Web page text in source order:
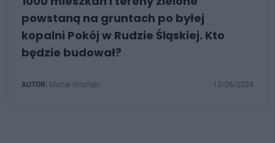
powstaną na gruntach po byłej
kopalni Pokój w Rudzie Śląskiej. Kto
będzie budował?
AUTOR: Michał Wroński 13/06/2024